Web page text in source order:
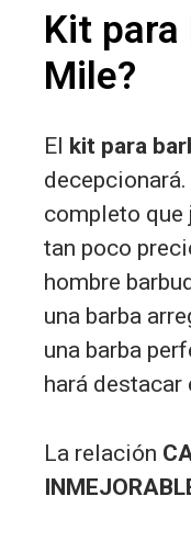
Kit para
Mile?
El kit para
completo que
tan poco
hombre
una barba
una barba
hará
La relación